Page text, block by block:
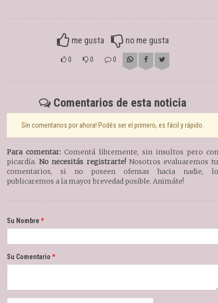
me gusta no me gusta
0 0 0
Comentarios de esta noticia
Sin comentarios por ahora! Podés ser el primero, es fácil y rápido.
Para comentar: Comentá libremente, sin insultos pero con
picardía.No necesitás registrarte!Nosotros evaluaremos tu
comentarios, si no poseen ofensas hacia nadie, lo
publicaremos a la mayor brevedad posible. Animáte!
Su Nombre
Su Comentario